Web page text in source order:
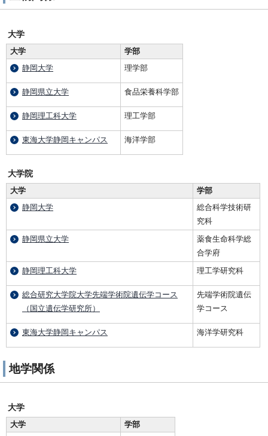
大学
大学
学部
静岡大学
理学部
静岡県立大学 食品栄養科学部
静岡理工科大学 理工学部
東海大学静岡キャンパス 海洋学部
大学院
大学
学部
静岡大学
総合科学技術研
究科
静岡県立大学
薬食生命科学総
合学府
静岡理工科大学
理工学研究科
総合研究大学院大学先端学術院遺伝学コース
（国立遺伝学研究所）
先端学術院遺伝
学コース
東海大学静岡キャンパス 海洋学研究科
地学関係
大学
大学
学部